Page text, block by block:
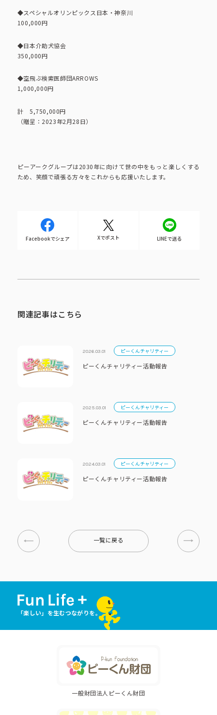
◆スペシャルオリンピックス日本・神奈川
100,000円
◆日本介助犬協会
350,000円
◆空飛ぶ検索医師団ARROWS
1,000,000円
計 5,750,000円
（贈呈：2023年2月28日）
ピーアークグループは2030年に向けて世の中をもっと楽しくする
ため、笑顔で頑張る方々をこれからも応援いたします。
Facebookでシェア Xでポスト LINEで送る
関連記事はこちら
2026.03.01 ピーくんチャリティー
ピーくんチャリティー活動報告
2025.03.01 ピーくんチャリティー
ピーくんチャリティー活動報告
2024.03.01 ピーくんチャリティー
ピーくんチャリティー活動報告
一覧に戻る
「楽しい」を生むつながりを。
一般財団法人ピーくん財団